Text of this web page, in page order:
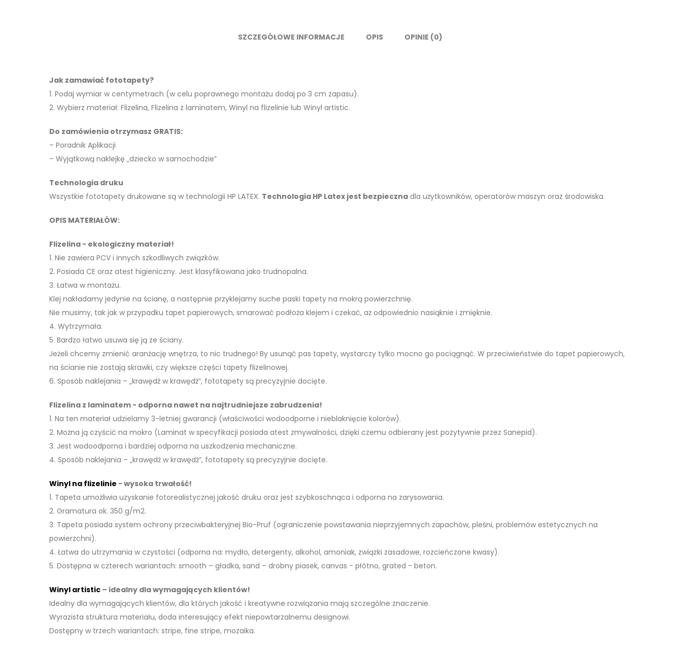
SZCZEGÓŁOWE INFORMACJE OPIS OPINIE (0)
Jak zamawiać fototapety?
1. Podaj wymiar w centymetrach (w celu poprawnego montażu dodaj po 3 cm zapasu).
2. Wybierz materiał: Flizelina, Flizelina z laminatem, Winyl na flizelinie lub Winyl artistic.
Do zamówienia otrzymasz GRATIS:
– Poradnik Aplikacji
– Wyjątkową naklejkę „dziecko w samochodzie”
Technologia druku
Wszystkie fototapety drukowane są w technologii HP LATEX. Technologia HP Latex jest bezpiecznadla użytkowników, operatorów maszyn oraz środowiska.
OPIS MATERIAŁÓW:
Flizelina - ekologiczny materiał!
1. Nie zawiera PCV i innych szkodliwych związków.
2. Posiada CE oraz atest higieniczny. Jest klasyfikowana jako trudnopalna.
3. Łatwa w montażu.
Klej nakładamy jedynie na ścianę, a następnie przyklejamy suche paski tapety na mokrą powierzchnię.
Nie musimy, tak jak w przypadku tapet papierowych, smarować podłoża klejem i czekać, aż odpowiednio nasiąknie i zmięknie.
4. Wytrzymała.
5. Bardzo łatwo usuwa się ją ze ściany.
Jeżeli chcemy zmienić aranżację wnętrza, to nic trudnego! By usunąć pas tapety, wystarczy tylko mocno go pociągnąć. W przeciwieństwie do tapet papierowych,
na ścianie nie zostają skrawki, czy większe części tapety flizelinowej.
6. Sposób naklejania – „krawędź w krawędź”, fototapety są precyzyjnie docięte.
Flizelina z laminatem - odporna nawet na najtrudniejsze zabrudzenia!
1. Na ten materiał udzielamy 3-letniej gwarancji (właściwości wodoodporne i nieblaknięcie kolorów).
2. Można ją czyścić na mokro (Laminat w specyfikacji posiada atest zmywalności, dzięki czemu odbierany jest pozytywnie przez Sanepid).
3. Jest wodoodporna i bardziej odporna na uszkodzenia mechaniczne.
4. Sposób naklejania – „krawędź w krawędź”, fototapety są precyzyjnie docięte.
Winyl na flizelinie - wysoka trwałość!
1. Tapeta umożliwia uzyskanie fotorealistycznej jakość druku oraz jest szybkoschnąca i odporna na zarysowania.
2. Gramatura ok. 350 g/m2.
3. Tapeta posiada system ochrony przeciwbakteryjnej Bio-Pruf (ograniczenie powstawania nieprzyjemnych zapachów, pleśni, problemów estetycznych na
powierzchni).
4. Łatwa do utrzymania w czystości (odporna na: mydło, detergenty, alkohol, amoniak, związki zasadowe, rozcieńczone kwasy).
5. Dostępna w czterech wariantach: smooth – gładka, sand – drobny piasek, canvas - płótno, grated - beton.
Winyl artistic– idealny dla wymagających klientów!
Idealny dla wymagających klientów, dla których jakość i kreatywne rozwiązania mają szczególne znaczenie.
Wyrazista struktura materiału, doda interesujący efekt niepowtarzalnemu designowi.
Dostępny w trzech wariantach: stripe, fine stripe, mozaika.